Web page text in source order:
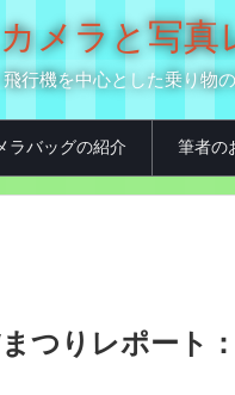
メラと写
行機を中心とした乗り物
ラバッグの紹介 筆者の
つりレポート